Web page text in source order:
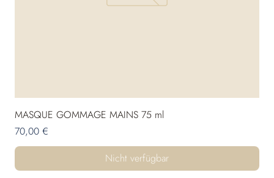
MASQUE GOMMAGE MAINS 75 ml
Preis
70,00 €
Nicht verfügbar